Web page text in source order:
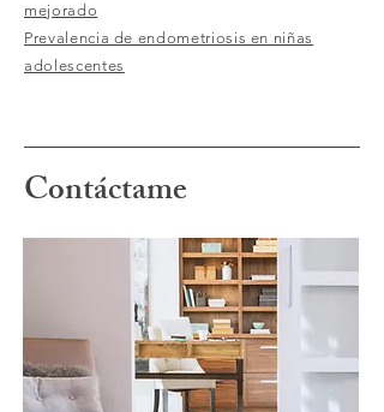
mejorado
Prevalencia de endometriosis en niñas
adolescentes
Contáctame